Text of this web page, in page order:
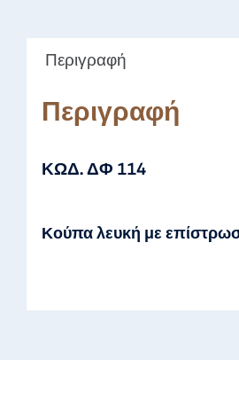
Περιγραφή
Περιγραφή
ΚΩΔ. ΔΦ 114
Κούπα λευκή με